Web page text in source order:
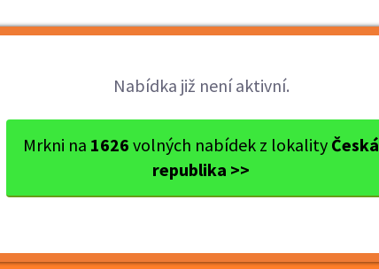
Nabídka již není aktivní.
Mrkni na 1626 volných nabídek z lokality Česká
republika >>
Benešov Benešov Pracovník ostrahy – Penny M...
– Penny Market
150 Kč/hod | nástup